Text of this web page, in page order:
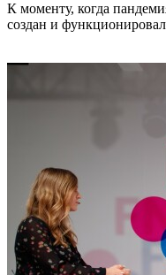
К моменту, когда
создан и